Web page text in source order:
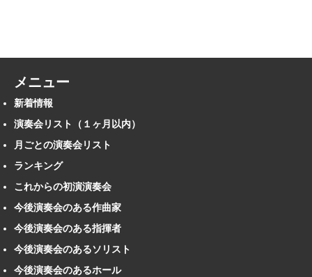
メニュー
新着情報
演奏会リスト（１ヶ月以内）
月ごとの演奏会リスト
ランキング
これからの初演演奏会
今後演奏会のある作曲家
今後演奏会のある指揮者
今後演奏会のあるソリスト
今後演奏会のあるホール